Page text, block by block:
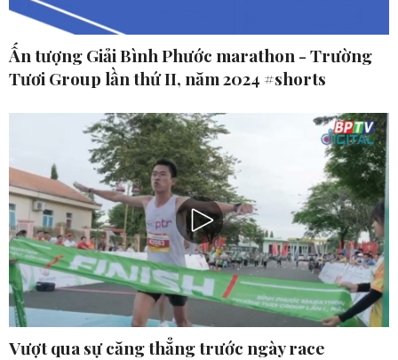
Ấn tượng Giải Bình Phước marathon - Trường
Tươi Group lần thứ II, năm 2024 #shorts
Vượt qua sự căng thẳng trước ngày race